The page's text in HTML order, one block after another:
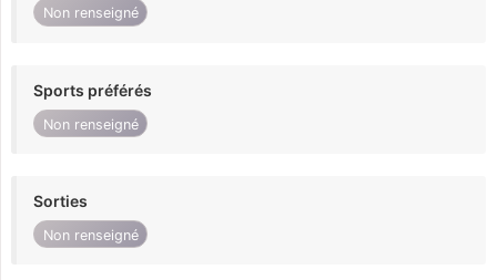
Non renseigné
Sports préférés
Non renseigné
Sorties
Non renseigné